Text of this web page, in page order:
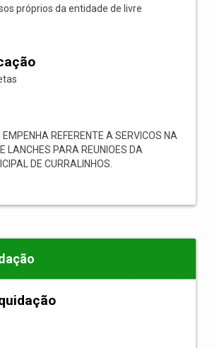
próprios da entidade de livre
EMPENHA REFERENTE A SERVICOS NA
LANCHES PARA REUNIOES DA
DE CURRALINHOS.